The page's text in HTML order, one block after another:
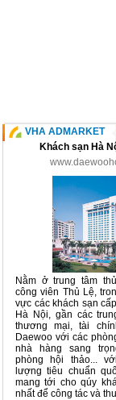
VHA ADMARKET
Khách sạn Hà
Nằm ở trung tâm
công viên Thủ Lệ,
vực các khách sạn
Hà Nội, gần các
thương mại, tài
Daewoo với các
nhà hàng sang
phòng hội thảo...
lượng tiêu chuẩn
mang tới cho qúy
nhất để công tác và